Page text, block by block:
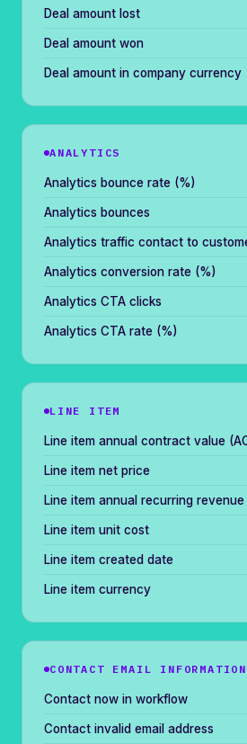
Deal amount lost
Deal amount won
Deal amount in company currency
ANALYTICS
Analytics bounce rate (%)
Analytics bounces
Analytics traffic contact to
Analytics conversion rate (%)
Analytics CTA clicks
Analytics CTA rate (%)
LINE ITEM
Line item annual contract value
Line item net price
Line item annual recurring revenue
Line item unit cost
Line item created date
Line item currency
CONTACT EMAIL INFORMATION
Contact now in workflow
Contact invalid email address